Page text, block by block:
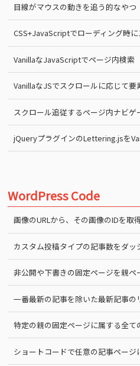
目線がマウスの動きを追う的なやつ
CSS+JavaScriptでローディング時
VanillaなJavaScriptでページ内検索
VanillaなJSでスクロールに応じて要
スクロール追従するページ内ナビゲ
jQueryプラグインのLettering.jsを
WordPress Code
画像のURLから、その画像のIDを取
カスタム投稿タイプの記事数をダッ
非公開や下書きの固定ページを親ペ
一番最新の記事を除いた最新記事の
特定の親の固定ページに属する全て
ショートコードで任意の記事ページ